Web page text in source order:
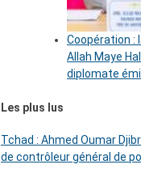
Coopération :
Allah Maye
diplomate
Les plus lus
Tchad : Ahmed Oumar
de contrôleur général de